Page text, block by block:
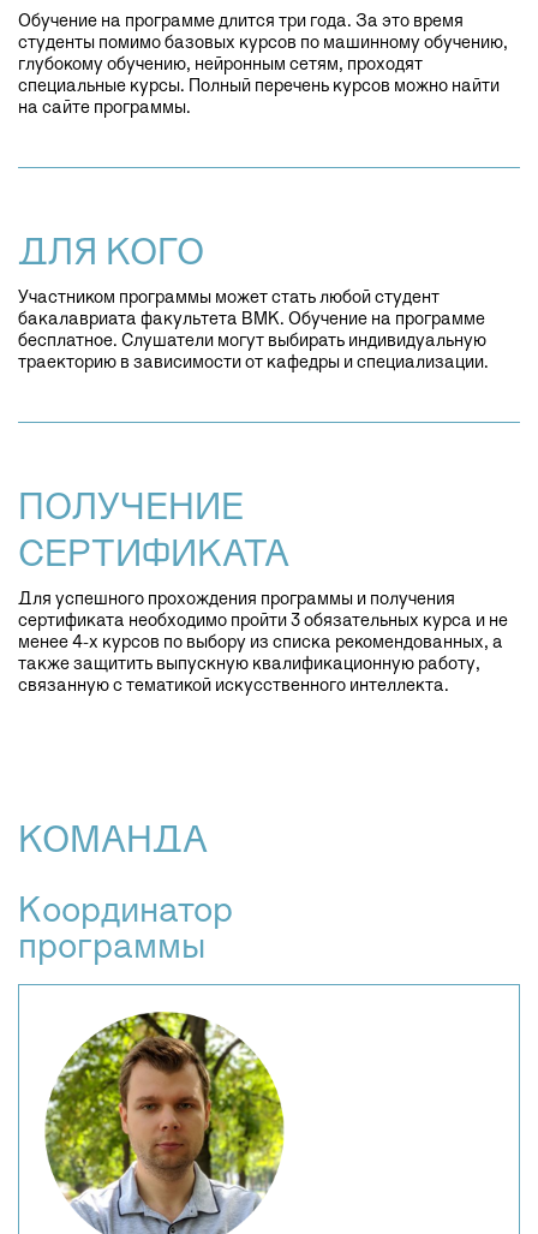
Обучение на программе длится три года. За это время
студенты помимо базовых курсов по машинному обучению,
глубокому обучению, нейронным сетям, проходят
специальные курсы. Полный перечень курсов можно найти
на сайте программы.
ДЛЯ КОГО
Участником программы может стать любой студент
бакалавриата факультета ВМК. Обучение на программе
бесплатное. Слушатели могут выбирать индивидуальную
траекторию в зависимости от кафедры и специализации.
ПОЛУЧЕНИЕ
СЕРТИФИКАТА
Для успешного прохождения программы и получения
сертификата необходимо пройти 3 обязательных курса и не
менее 4-х курсов по выбору из списка рекомендованных, а
также защитить выпускную квалификационную работу,
связанную с тематикой искусственного интеллекта.
КОМАНДА
Координатор
программы